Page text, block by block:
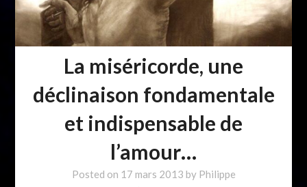
La miséricorde, une
déclinaison fondamentale
et indispensable de
l’amour…
Posted on 17 mars 2013 by Philippe